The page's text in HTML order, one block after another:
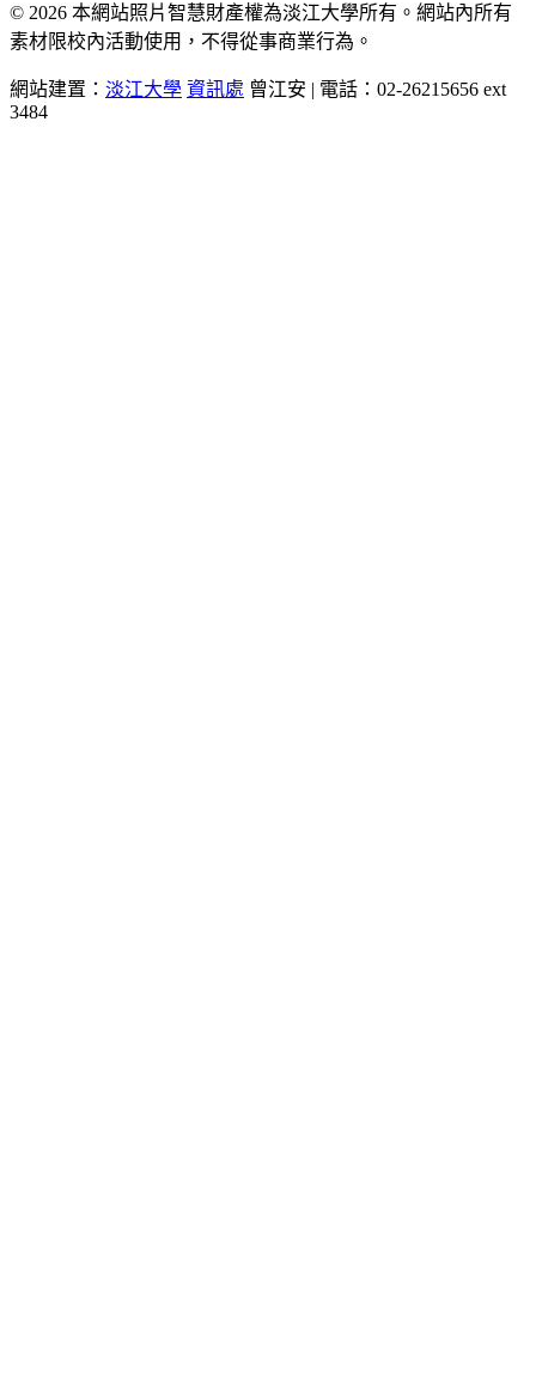
© 2026 本網站照片智慧財產權為淡江大學所有。網站內所有
素材限校內活動使用，不得從事商業行為。
網站建置： 淡江大學 資訊處 曾江安 | 電話：02-26215656 ext
3484